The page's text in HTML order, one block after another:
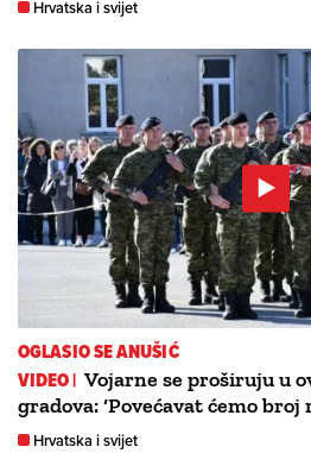
Hrvatska i svijet
OGLASIO SE ANUŠIĆ
VIDEO | Vojarne se proširuju u
gradova: ‘Povećavat ćemo broj
Hrvatska i svijet